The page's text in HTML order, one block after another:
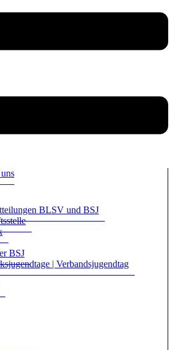
BLSV und BSJ
BSJ
| Ver­bands­ju­gend­tag